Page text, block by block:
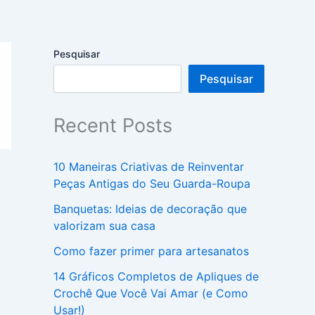
Pesquisar
Pesquisar
Recent Posts
10 Maneiras Criativas de Reinventar
Peças Antigas do Seu Guarda-Roupa
Banquetas: Ideias de decoração que
valorizam sua casa
Como fazer primer para artesanatos
14 Gráficos Completos de Apliques de
Crochê Que Você Vai Amar (e Como
Usar!)